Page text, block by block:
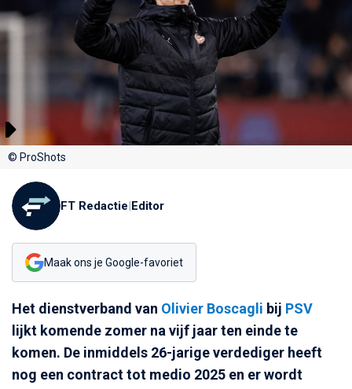
© ProShots
FT Redactie|Editor
Maak ons je Google-favoriet
Het dienstverband van Olivier Boscagli bij PSV
lijkt komende zomer na vijf jaar ten einde te
komen. De inmiddels 26-jarige verdediger heeft
nog een contract tot medio 2025 en er wordt